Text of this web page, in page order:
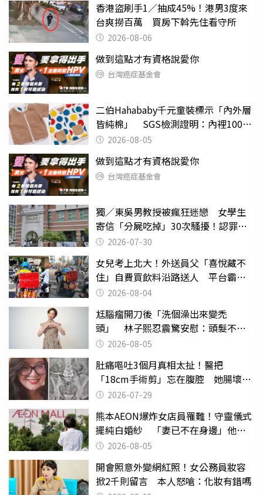
香港盜刷手1／抽成45%！港男3度來
台爽撈百萬 買房下斡先住看守所
2026-08-06
做到這點才有資格說愛你
台灣癌症基金會
二伯Hahababy千元童裝標示「內外層
皆純棉」 SGS檢測證明：內裡100%
聚酯纖維
2026-08-05
做到這點才有資格說愛你
台灣癌症基金會
獨／東吳男教授被瘋狂迷戀 女學生
寄信「分屍吃掉」30次騷擾！認罪免
關 2026-07-30
女兒考上北大！外送員父「喜悅藏不
住」自費買飲料沿路送人 平台霸氣
幫付學費
2026-08-04
尪腦瘤開刀後「洗個澡出來變禿
頭」 林子熙忍震驚安慰：頭髮不重
要 2026-08-05
肚痛嘔吐3個月真相太扯！醫把
「18cm手術剪」忘在腹腔 她腸壞死
險喪命
2026-07-29
熊本AEON爆炸女店員罹難！守靈儀式
擺純白婚紗 「妻已不在身邊」他淚
喊：無法想像
2026-08-05
開會照意外變網紅照！女公務員妝容
掀2千則留言 本人怒嗆：化妝有錯嗎